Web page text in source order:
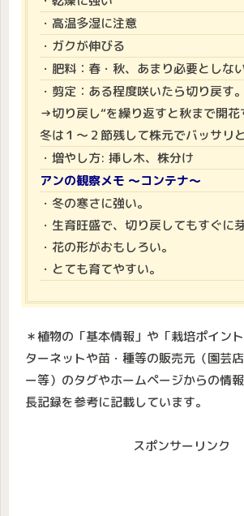
・高温多湿に注意
・ガクが伸びる
・肥料：春・秋、あまり必要としな
・剪定：ある程度咲いたら切り戻す
→切り戻し“を繰り返すと秋まで開花
冬は１～２節残して株元でバッサリ
・増やし方: 挿し木、株分け
アンの観察メモ ～コンテナ～
・冬の寒さに強い。
・生育旺盛で、切り戻してもすぐに
・花の形がおもしろい。
・とても育てやすい。
＊植物の「基本情報」や「栽培ポイン
ターネットや苗・種等の販売元（園芸
ー等）のタグやホームページからの情
長記録を参考に記載しています。
スポンサーリンク